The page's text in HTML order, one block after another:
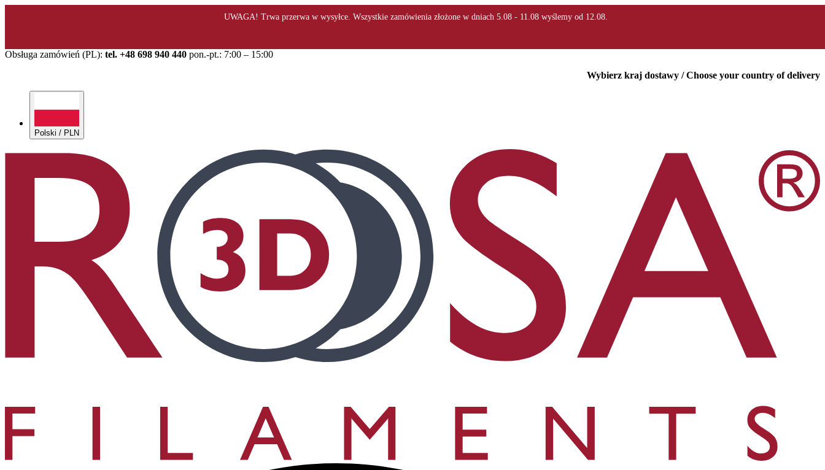
Obsługa zamówień (PL): tel. +48 698 940 440 pon.-pt.: 7:00 – 15:00
Wybierz kraj dostawy / Choose your country of delivery
Polski / PLN